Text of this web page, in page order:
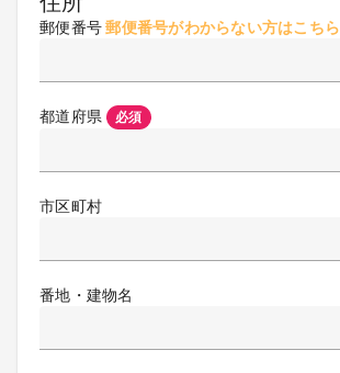
郵便番号郵便番号がわからない方はこちら
都道府県 必須
市区町村
番地・建物名